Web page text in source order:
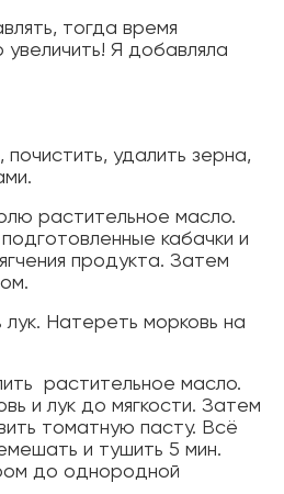
тогда время
увеличить! Я добавляла
почистить, удалить зерна,
растительное масло.
кабачки и
продукта. Затем
лук. Натереть морковь на
растительное масло.
и лук до мягкости. Затем
томатную пасту. Всё
и тушить 5 мин.
до однородной